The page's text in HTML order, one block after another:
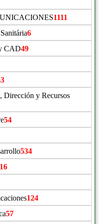
1111
6
CAD49
3
Dirección y Recursos
54
534
16
124
57